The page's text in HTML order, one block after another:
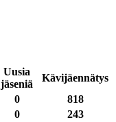
Uusia
jäseniä
Kävijäennätys
0
818
0
243